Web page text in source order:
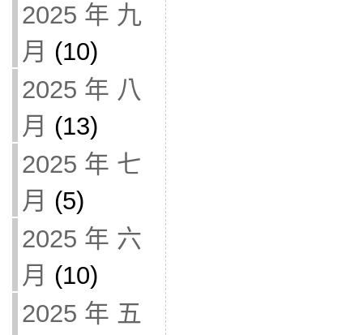
2025 年 九
月 (10)
2025 年 八
月 (13)
2025 年 七
月 (5)
2025 年 六
月 (10)
2025 年 五